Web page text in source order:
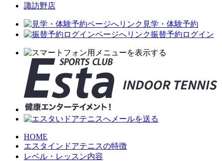
諏訪野店
見学・体験予約
振替予約ログイン
HOME
エスタインドアテニスの特徴
レベル・レッスン内容